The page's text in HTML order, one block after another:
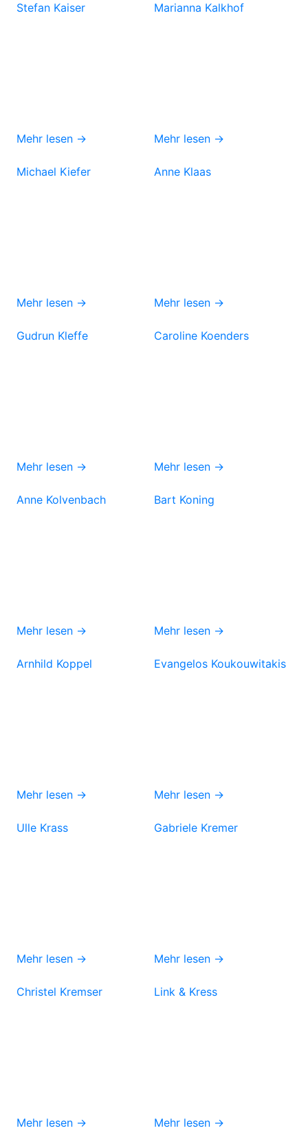
Stefan Kaiser
Mehr lesen →
Marianna Kalkhof
Mehr lesen →
Michael Kiefer
Mehr lesen →
Anne Klaas
Mehr lesen →
Gudrun Kleffe
Mehr lesen →
Caroline Koenders
Mehr lesen →
Anne Kolvenbach
Mehr lesen →
Bart Koning
Mehr lesen →
Arnhild Koppel
Mehr lesen →
Evangelos Koukouwitakis
Mehr lesen →
Ulle Krass
Mehr lesen →
Gabriele Kremer
Mehr lesen →
Christel Kremser
Mehr lesen →
Link & Kress
Mehr lesen →